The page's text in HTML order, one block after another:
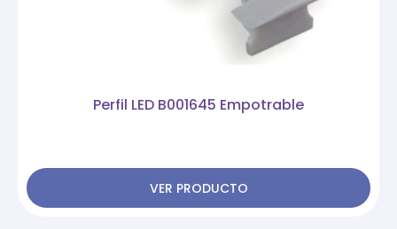
Perfil LED B001645 Empotrable
VER PRODUCTO